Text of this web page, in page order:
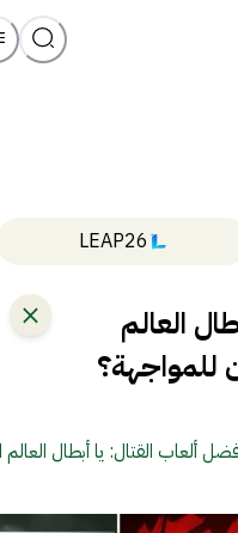
LEAP26
العالم
للمواجهة؟
ألعاب القتال: يا أبطال